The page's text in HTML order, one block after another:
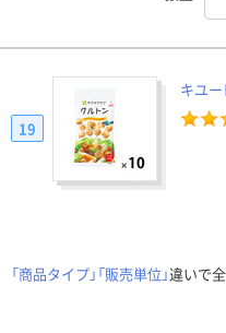
キユ
19
「商品タイプ」「販売単位」違いで全